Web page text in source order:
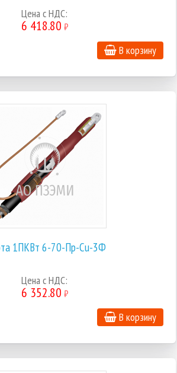
Цена с НДС:
6 418.80 ₽
В корзину
1ПКВт 6-70-Пр-Cu-3Ф
Цена с НДС:
6 352.80 ₽
В корзину